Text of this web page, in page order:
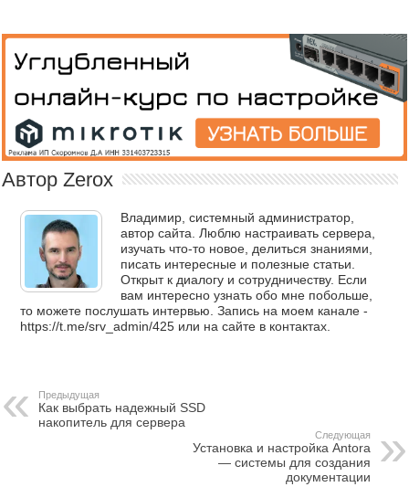
Автор Zerox
Владимир, системный администратор,
автор сайта. Люблю настраивать сервера,
изучать что-то новое, делиться знаниями,
писать интересные и полезные статьи.
Открыт к диалогу и сотрудничеству. Если
вам интересно узнать обо мне побольше,
то можете послушать интервью. Запись на моем канале -
https://t.me/srv_admin/425 или на сайте в контактах.
Предыдущая
Как выбрать надежный SSD
накопитель для сервера
Следующая
Установка и настройка Antora
— системы для создания
документации